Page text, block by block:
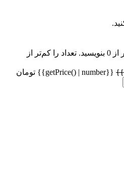
تعداد را کم‌تر از